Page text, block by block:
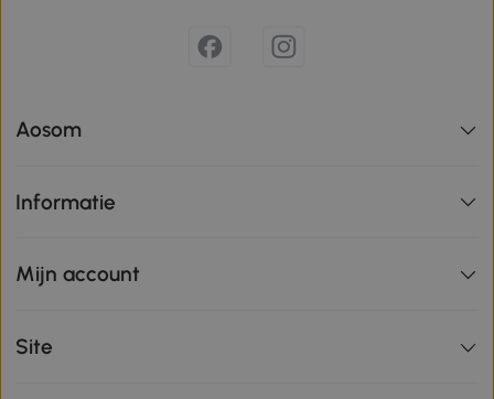
Aosom
Informatie
Mijn account
Site